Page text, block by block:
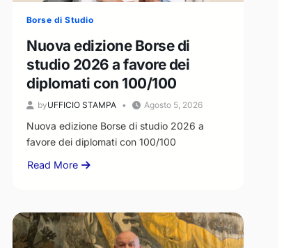
Borse di Studio
Nuova edizione Borse di
studio 2026 a favore dei
diplomati con 100/100
byUFFICIO STAMPA Agosto 5, 2026
Nuova edizione Borse di studio 2026 a
favore dei diplomati con 100/100
Read More
about
Borse
di
studio